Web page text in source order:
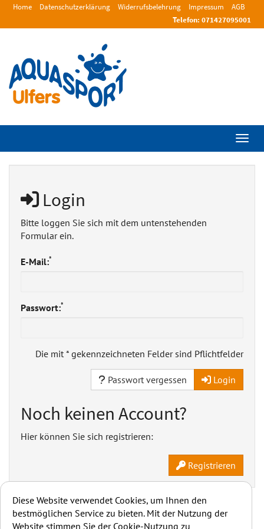
Home Datenschutzerklärung Widerrufsbelehrung Impressum
AGB
Telefon: 071427095001
Menü
Login
Bitte loggen Sie sich mit dem untenstehenden
Formular ein.
E-Mail:*
Passwort:*
Die mit * gekennzeichneten Felder sind Pflichtfelder
Passwort vergessen Login
Noch keinen Account?
Hier können Sie sich registrieren:
Registrieren
Diese Website verwendet Cookies, um Ihnen den
bestmöglichen Service zu bieten. Mit der Nutzung der
Website stimmen Sie der Cookie-Nutzung zu